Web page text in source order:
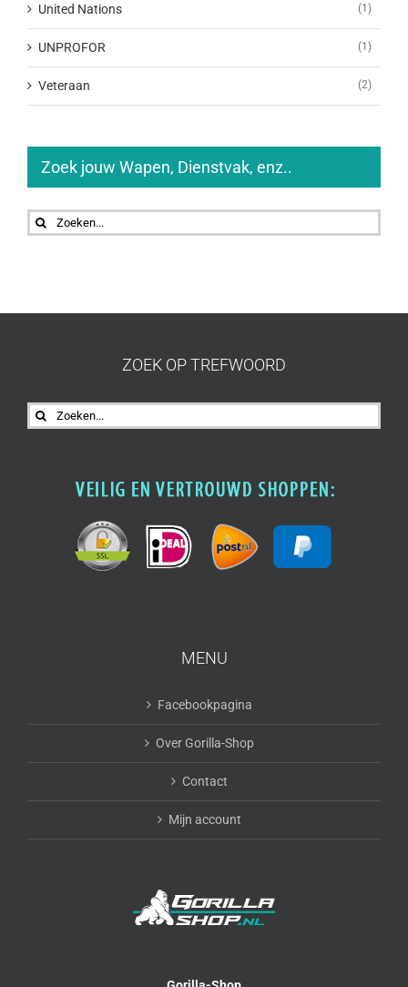
United Nations (1)
UNPROFOR (1)
Veteraan (2)
Zoek jouw Wapen, Dienstvak, enz..
Zoeken
naar:
ZOEK OP TREFWOORD
Zoeken
naar:
MENU
Facebookpagina
Over Gorilla-Shop
Contact
Mijn account